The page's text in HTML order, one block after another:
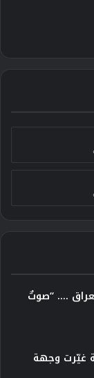
…. “صوتٌ
غيّرت وجهة